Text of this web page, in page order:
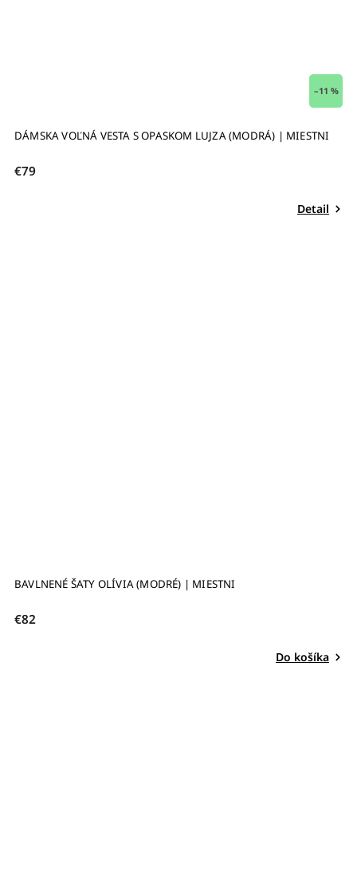
–11 %
DÁMSKA VOĽNÁ VESTA S OPASKOM LUJZA (MODRÁ) | MIESTNI
€79
Detail
BAVLNENÉ ŠATY OLÍVIA (MODRÉ) | MIESTNI
€82
Do košíka